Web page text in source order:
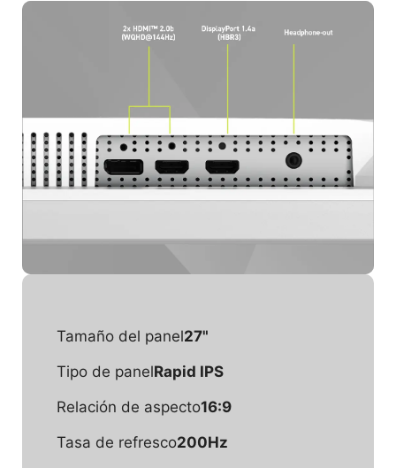
Tamaño del panel27"
Tipo de panelRapid IPS
Relación de aspecto16:9
Tasa de refresco200Hz